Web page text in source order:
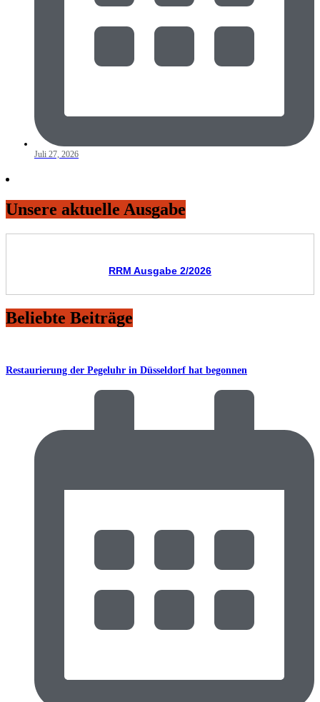
Juli 27, 2026
Unsere aktuelle Ausgabe
RRM Ausgabe 2/2026
Beliebte Beiträge
Restaurierung der Pegeluhr in Düsseldorf hat begonnen